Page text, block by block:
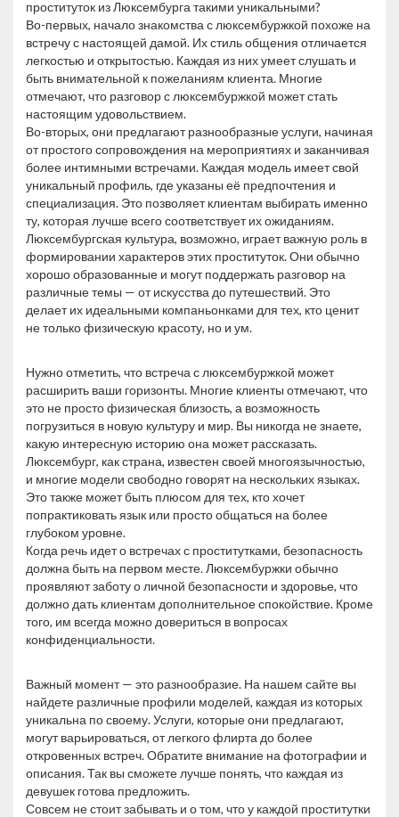
проституток из Люксембурга такими уникальными?
Во-первых, начало знакомства с люксембуржкой похоже на
встречу с настоящей дамой. Их стиль общения отличается
легкостью и открытостью. Каждая из них умеет слушать и
быть внимательной к пожеланиям клиента. Многие
отмечают, что разговор с люксембуржкой может стать
настоящим удовольствием.
Во-вторых, они предлагают разнообразные услуги, начиная
от простого сопровождения на мероприятиях и заканчивая
более интимными встречами. Каждая модель имеет свой
уникальный профиль, где указаны её предпочтения и
специализация. Это позволяет клиентам выбирать именно
ту, которая лучше всего соответствует их ожиданиям.
Люксембургская культура, возможно, играет важную роль в
формировании характеров этих проституток. Они обычно
хорошо образованные и могут поддержать разговор на
различные темы — от искусства до путешествий. Это
делает их идеальными компаньонками для тех, кто ценит
не только физическую красоту, но и ум.
Нужно отметить, что встреча с люксембуржкой может
расширить ваши горизонты. Многие клиенты отмечают, что
это не просто физическая близость, а возможность
погрузиться в новую культуру и мир. Вы никогда не знаете,
какую интересную историю она может рассказать.
Люксембург, как страна, известен своей многоязычностью,
и многие модели свободно говорят на нескольких языках.
Это также может быть плюсом для тех, кто хочет
попрактиковать язык или просто общаться на более
глубоком уровне.
Когда речь идет о встречах с проститутками, безопасность
должна быть на первом месте. Люксембуржки обычно
проявляют заботу о личной безопасности и здоровье, что
должно дать клиентам дополнительное спокойствие. Кроме
того, им всегда можно довериться в вопросах
конфиденциальности.
Важный момент — это разнообразие. На нашем сайте вы
найдете различные профили моделей, каждая из которых
уникальна по своему. Услуги, которые они предлагают,
могут варьироваться, от легкого флирта до более
откровенных встреч. Обратите внимание на фотографии и
описания. Так вы сможете лучше понять, что каждая из
девушек готова предложить.
Совсем не стоит забывать и о том, что у каждой проститутки